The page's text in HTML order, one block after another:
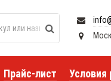
Прайс-лист Условия